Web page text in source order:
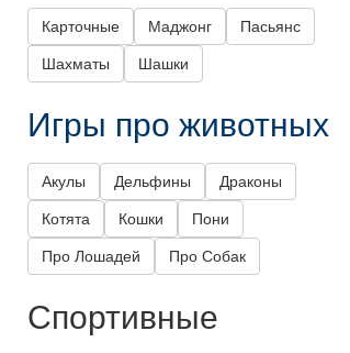
Карточные Маджонг Пасьянс
Шахматы Шашки
Игры про животных
Акулы Дельфины Драконы
Котята Кошки Пони
Про Лошадей Про Собак
Спортивные